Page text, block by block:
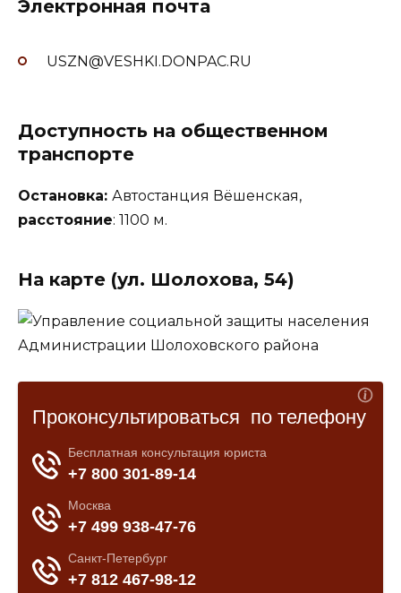
Электронная почта
USZN@VESHKI.DONPAC.RU
Доступность на общественном
транспорте
Остановка: Автостанция Вёшенская,
расстояние: 1100 м.
На карте (ул. Шолохова, 54)